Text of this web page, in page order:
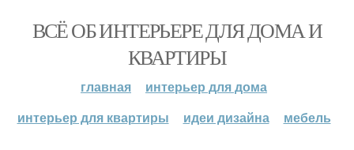
ВСЁ ОБ ИНТЕРЬЕРЕ ДЛЯ ДОМА И
КВАРТИРЫ
главная
интерьер для дома
интерьер для квартиры
идеи дизайна мебель